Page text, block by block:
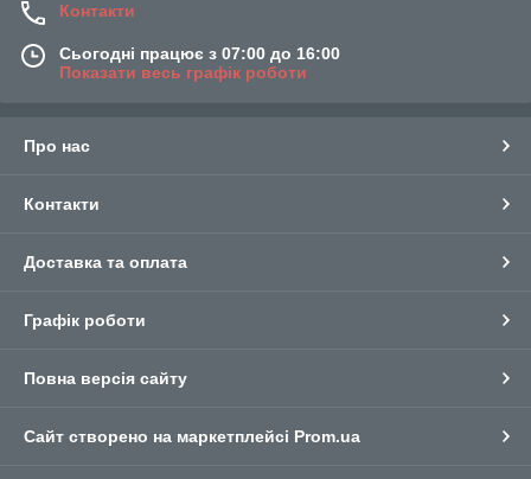
Контакти
Сьогодні працює з 07:00 до 16:00
Показати весь графік роботи
Про нас
Контакти
Доставка та оплата
Графік роботи
Повна версія сайту
Сайт створено на маркетплейсі Prom.ua